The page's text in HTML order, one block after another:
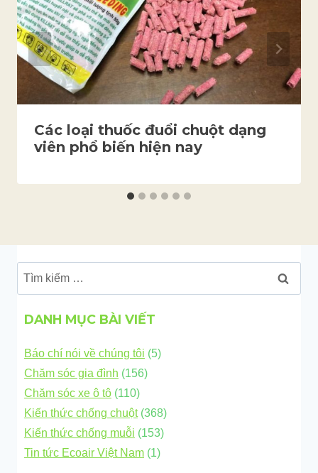
Các loại thuốc đuổi chuột dạng
viên phổ biến hiện nay
Tìm
kiếm
cho:
DANH MỤC BÀI VIẾT
Báo chí nói về chúng tôi (5)
Chăm sóc gia đình (156)
Chăm sóc xe ô tô (110)
Kiến thức chống chuột(368)
Kiến thức chống muỗi (153)
Tin tức Ecoair Việt Nam (1)